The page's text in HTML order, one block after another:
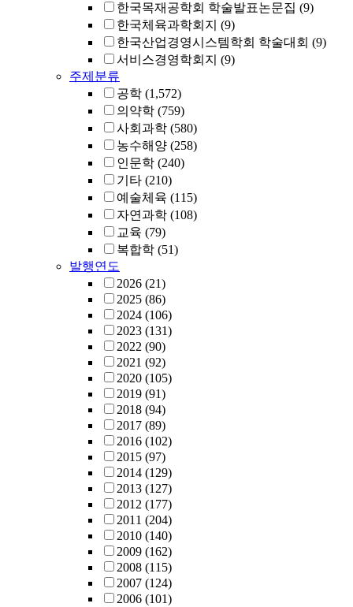
한국목재공학회 학술발표논문집 (9)
한국체육과학회지 (9)
한국산업경영시스템학회 학술대회 (9)
서비스경영학회지 (9)
주제분류
공학 (1,572)
의약학 (759)
사회과학 (580)
농수해양 (258)
인문학 (240)
기타 (210)
예술체육 (115)
자연과학 (108)
교육 (79)
복합학 (51)
발행연도
2026 (21)
2025 (86)
2024 (106)
2023 (131)
2022 (90)
2021 (92)
2020 (105)
2019 (91)
2018 (94)
2017 (89)
2016 (102)
2015 (97)
2014 (129)
2013 (127)
2012 (177)
2011 (204)
2010 (140)
2009 (162)
2008 (115)
2007 (124)
2006 (101)